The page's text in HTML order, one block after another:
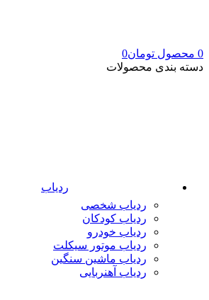
0 محصول تومان0
دسته بندی محصولات
ردیاب
ردیاب شخصی
ردیاب کودکان
ردیاب خودرو
ردیاب موتور سیکلت
ردیاب ماشین سنگین
ردیاب آهنربایی